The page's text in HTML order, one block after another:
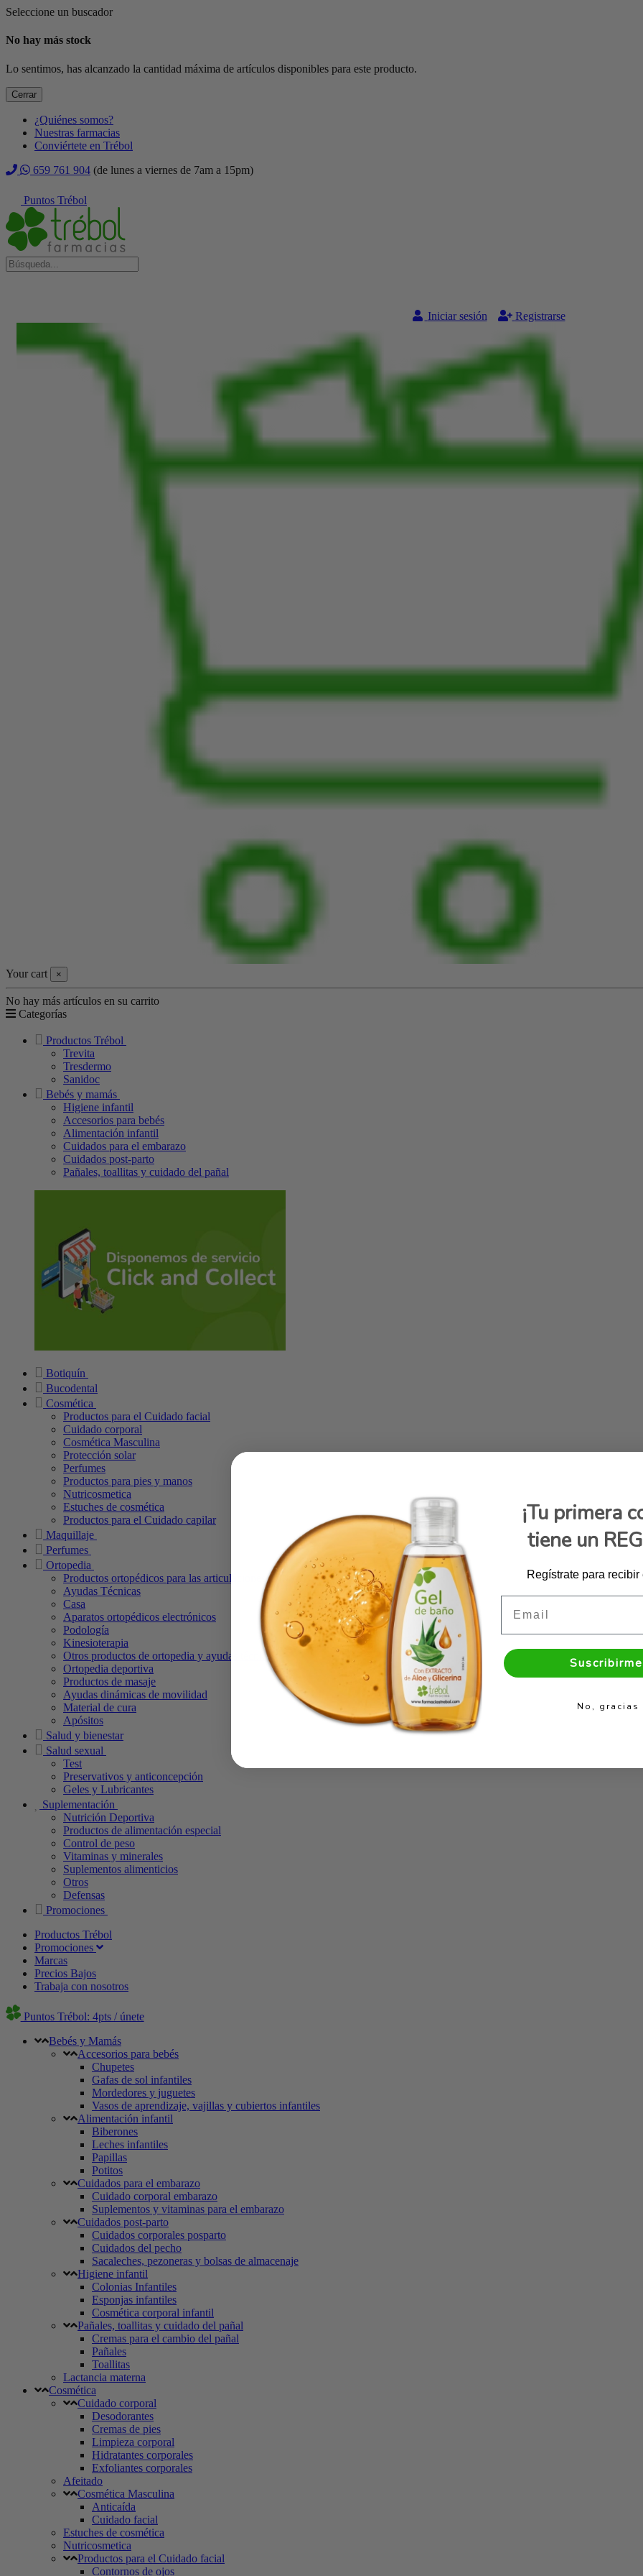
Seleccione un buscador
No hay más stock
Lo sentimos, has alcanzado la cantidad máxima de artículos disponibles para este producto.
Cerrar
¿Quiénes somos?
Nuestras farmacias
Conviértete en Trébol
659 761 904 (de lunes a viernes de 7am a 15pm)
Puntos Trébol
Iniciar sesión Registrarse
Your cart ×
No hay más artículos en su carrito
Categorías
Productos Trébol
Trevita
Tresdermo
Sanidoc
Bebés y mamás
Higiene infantil
Accesorios para bebés
Alimentación infantil
Cuidados para el embarazo
Cuidados post-parto
Pañales, toallitas y cuidado del pañal
Botiquín
Bucodental
Cosmética
Productos para el Cuidado facial
Cuidado corporal
Cosmética Masculina
Protección solar
Perfumes
Productos para pies y manos
Nutricosmetica
Estuches de cosmética
Productos para el Cuidado capilar
Maquillaje
Perfumes
Ortopedia
Productos ortopédicos para las articulaciones
Ayudas Técnicas
Casa
Aparatos ortopédicos electrónicos
Podología
Kinesioterapia
Otros productos de ortopedia y ayudas técnicas
Ortopedia deportiva
Productos de masaje
Ayudas dinámicas de movilidad
Material de cura
Apósitos
Salud y bienestar
Salud sexual
Test
Preservativos y anticoncepción
Geles y Lubricantes
Suplementación
Nutrición Deportiva
Productos de alimentación especial
Control de peso
Vitaminas y minerales
Suplementos alimenticios
Otros
Defensas
Promociones
Productos Trébol
Promociones
Marcas
Precios Bajos
Trabaja con nosotros
Puntos Trébol: 4pts / únete
Bebés y Mamás
Accesorios para bebés
Chupetes
Gafas de sol infantiles
Mordedores y juguetes
Vasos de aprendizaje, vajillas y cubiertos infantiles
Alimentación infantil
Biberones
Leches infantiles
Papillas
Potitos
Cuidados para el embarazo
Cuidado corporal embarazo
Suplementos y vitaminas para el embarazo
Cuidados post-parto
Cuidados corporales posparto
Cuidados del pecho
Sacaleches, pezoneras y bolsas de almacenaje
Higiene infantil
Colonias Infantiles
Esponjas infantiles
Cosmética corporal infantil
Pañales, toallitas y cuidado del pañal
Cremas para el cambio del pañal
Pañales
Toallitas
Lactancia materna
Cosmética
Cuidado corporal
Desodorantes
Cremas de pies
Limpieza corporal
Hidratantes corporales
Exfoliantes corporales
Afeitado
Cosmética Masculina
Anticaída
Cuidado facial
Estuches de cosmética
Nutricosmetica
Productos para el Cuidado facial
Contornos de ojos
¡Tu primera
tiene un
Regístrate para
No, gracias